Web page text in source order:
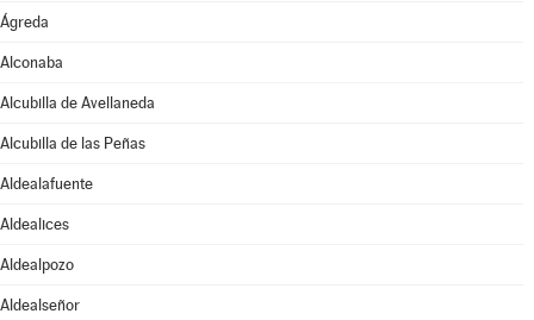
Ágreda
Alconaba
Alcubilla de Avellaneda
Alcubilla de las Peñas
Aldealafuente
Aldealices
Aldealpozo
Aldealseñor